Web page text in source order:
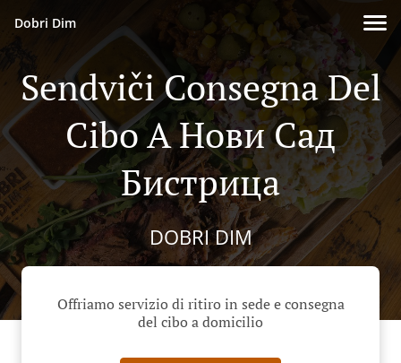
Dobri Dim
Sendviči Consegna Del
Cibo A Нови Сад
Бистрица
DOBRI DIM
Offriamo servizio di ritiro in sede e consegna
del cibo a domicilio